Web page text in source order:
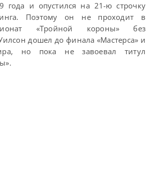
года и опустился на 21-ю строчку
Поэтому он не проходит в
«Тройной короны» без
дошел до финала «Мастерса» и
но пока не завоевал титул